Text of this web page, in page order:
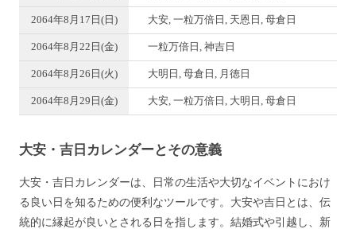
2064年8月17日(日) 大安, 一粒万倍日, 天恩日, 母倉日
2064年8月22日(金) 一粒万倍日, 神吉日
2064年8月26日(火) 大明日, 母倉日, 月徳日
2064年8月29日(金) 大安, 一粒万倍日, 大明日, 母倉日
大安・吉日カレンダーとその意義
大安・吉日カレンダーは、日常の生活や大切なイベントにおけ
る良い日を知るための便利なツールです。大安や吉日とは、伝
統的に縁起が良いとされる日を指します。結婚式や引越し、新